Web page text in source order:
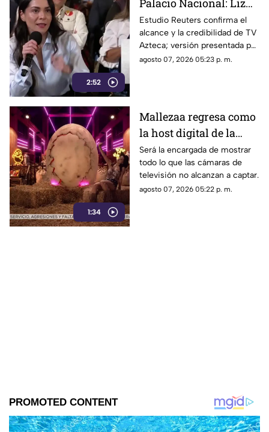
2:52
Palacio Nacional: Liz
Vilchis intentó
desvirtuar estudio de
Reuters sobre la
credibilidad de TV
Estudio Reuters confirma el
alcance y la credibilidad de TV
Azteca; versión presentada por
Liz Vilchis fue cuestionada al
agosto 07, 2026 05:23 p. m.
1:34
Mallezaa regresa como
la host digital de la
segunda temporada de
La Granja VIP
Será la encargada de mostrar
todo lo que las cámaras de
televisión no alcanzan a captar.
agosto 07, 2026 05:22 p. m.